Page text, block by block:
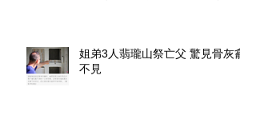
姐弟3人翡瓏山祭亡父 驚見骨灰龕
不見